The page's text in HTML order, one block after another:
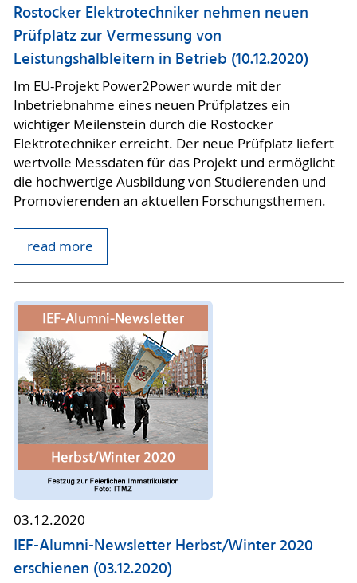
Rostocker Elektrotechniker nehmen neuen
Prüfplatz zur Vermessung von
Leistungshalbleitern in Betrieb (10.12.2020)
Im EU-Projekt Power2Power wurde mit der
Inbetriebnahme eines neuen Prüfplatzes ein
wichtiger Meilenstein durch die Rostocker
Elektrotechniker erreicht. Der neue Prüfplatz liefert
wertvolle Messdaten für das Projekt und ermöglicht
die hochwertige Ausbildung von Studierenden und
Promovierenden an aktuellen Forschungsthemen.
read more
03.12.2020
IEF-Alumni-Newsletter Herbst/Winter 2020
erschienen (03.12.2020)